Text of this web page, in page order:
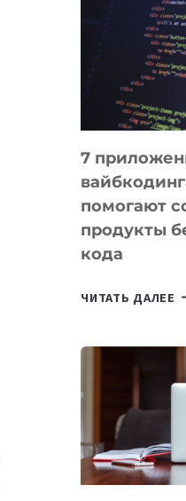
НА
7
помогают
продукты
кода
ЧИТАТЬ ДАЛЕЕ 7